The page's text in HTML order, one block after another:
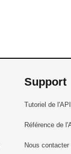
Support
Tutoriel de l'API
Référence de
Nous contacter